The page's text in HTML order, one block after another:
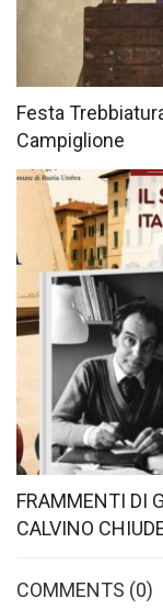
Festa
Campiglione
FRAMMENTI DI
CALVINO
COMMENTS (0)